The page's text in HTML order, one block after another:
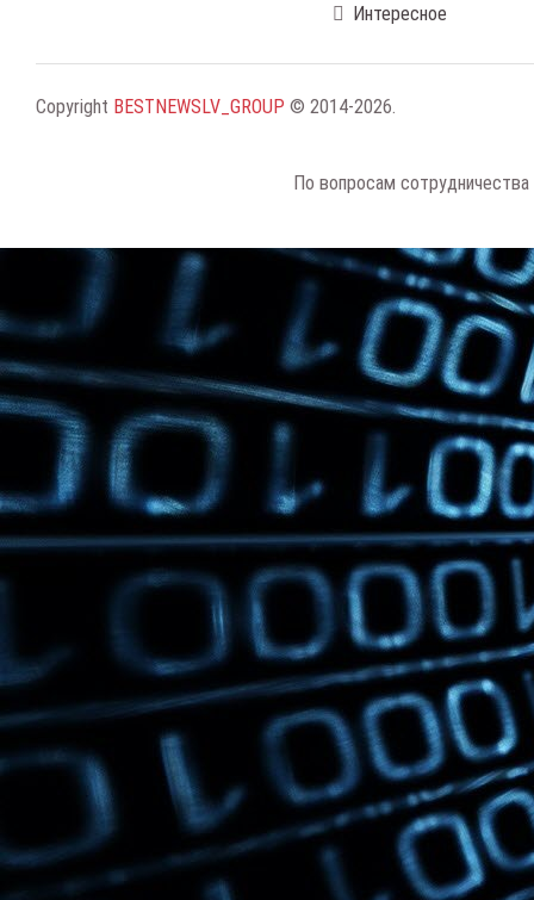
Интересное
Copyright BESTNEWSLV_GROUP © 2014-2026.
По вопросам